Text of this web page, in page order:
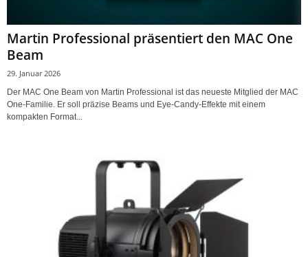
Martin Professional präsentiert den MAC One
Beam
29. Januar 2026
Der MAC One Beam von Martin Professional ist das neueste Mitglied der MAC
One-Familie. Er soll präzise Beams und Eye-Candy-Effekte mit einem
kompakten Format...